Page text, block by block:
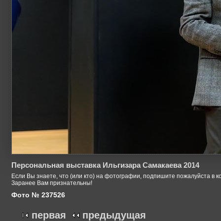
Персональная выставка Ильгизара Самакаева 2014
Если Вы знаете, что (или кто) на фотографии, подпишите пожалуйста в
Заранее Вам признательны!
Фото № 237526
первая предыдущая